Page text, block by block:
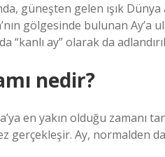
güneşten gelen ışık
gölgesinde bulunan
“kanlı ay” olarak da
nedir?
en yakın olduğu
gerçekleşir. Ay, normalden